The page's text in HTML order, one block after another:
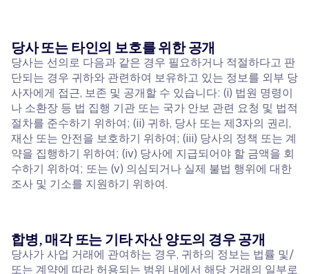
당사 또는 타인의 보호를 위한 공개
당사는 선의로 다음과 같은 경우 필요하거나 적절하다고 판
단되는 경우 귀하와 관련하여 보유하고 있는 정보를 외부 당
사자에게 접근, 보존 및 공개할 수 있습니다: (i) 법원 명령이
나 소환장 등 법 집행 기관 또는 국가 안보 관련 요청 및 법적
절차를 준수하기 위하여; (ii) 귀하, 당사 또는 제3자의 권리,
재산 또는 안전을 보호하기 위하여; (iii) 당사의 정책 또는 계
약을 집행하기 위하여; (iv) 당사에 지급되어야 할 금액을 회
수하기 위하여; 또는 (v) 의심되거나 실제 불법 행위에 대한
조사 및 기소를 지원하기 위하여.
합병, 매각 또는 기타 자산 양도의 경우 공개
당사가 사업 거래에 관여하는 경우, 귀하의 정보는 법률 및/
또는 계약에 따라 허용되는 범위 내에서 해당 거래의 일부로